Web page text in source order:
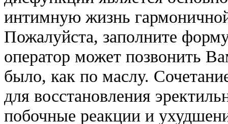
интимную жизнь
Пожалуйста, заполните
оператор может позвонить
было, как по маслу.
для восстановления
побочные реакции и